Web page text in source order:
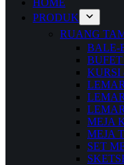
HOME
PRODUK
RUANG
BALE-
KURSI
MEJA
MEJA
SET